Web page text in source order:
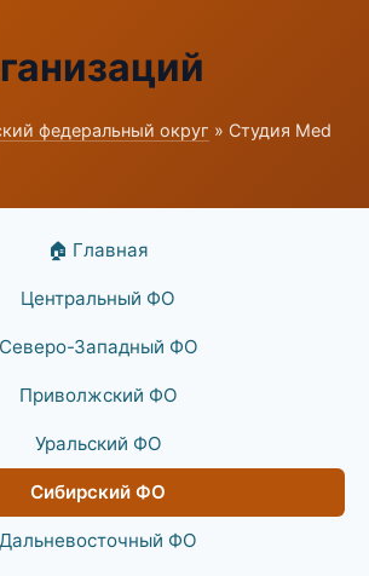
федеральный округ » Студия Med
🏠 Главная
Центральный ФО
Северо-Западный ФО
Приволжский ФО
Уральский ФО
Сибирский ФО
Дальневосточный ФО